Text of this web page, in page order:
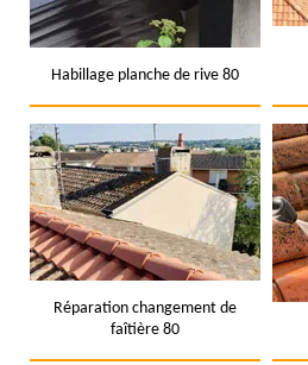
Habillage planche de rive 80
Réparation changement de
faîtière 80